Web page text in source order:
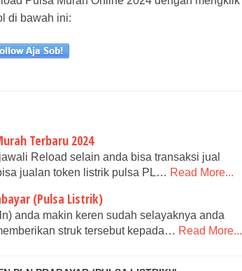
di bawah ini:
Terbaru 2024
Reload selain anda bisa transaksi jual
jualan token listrik pulsa PL… Read More...
(Pulsa Listrik)
anda makin keren sudah selayaknya anda
struk tersebut kepada… Read More...